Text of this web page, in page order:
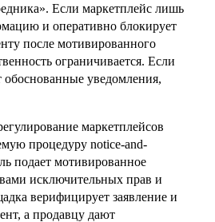
Если маркетплейс лишь
и оперативно блокирует
после мотивированного
ограничивается. Если
уведомления,
маркетплейсов
процедуру notice-and-
подает мотивированное
исключительных прав и
верифицирует заявление и
а продавцу дают